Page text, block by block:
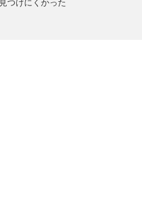
見つけにくかった